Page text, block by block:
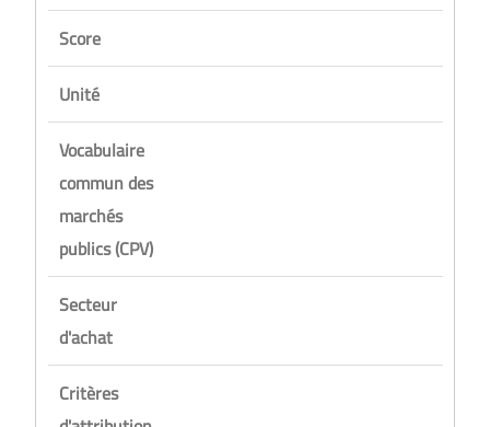
Score
Unité
Vocabulaire
commun des
marchés
publics (CPV)
Secteur
d'achat
Critères